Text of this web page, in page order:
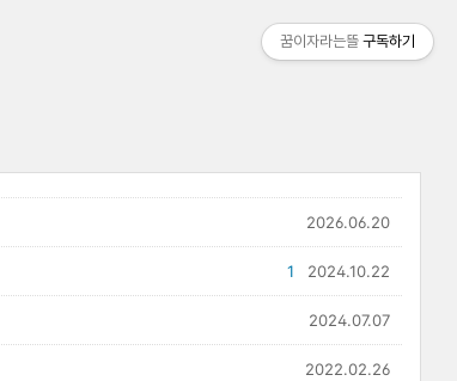
2026.06.20
2024.10.22
1
2024.07.07
2022.02.26
꿈이자라는뜰 구독하기